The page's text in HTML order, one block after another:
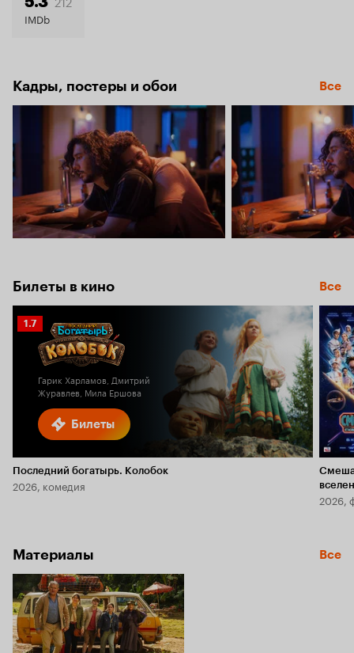
IMDb
Кадры, постеры и обои Все
Билеты в кино Все
Билеты
Рейтинг
Кинопоиска
1.7
Гарик Харламов, Дмитрий
Журавлев, Мила Ершова
Последний богатырь. Колобок
2026, комедия
2026,
Материалы Все